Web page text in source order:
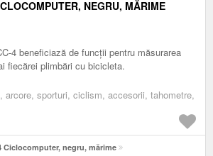
NEGRU, MĂRIME
4 beneficiază de funcții pentru măsurarea
fiecărei plimbări cu bicicleta.
arcore, sporturi, ciclism, accesorii, tahometre,
Ciclocomputer, negru, mărime